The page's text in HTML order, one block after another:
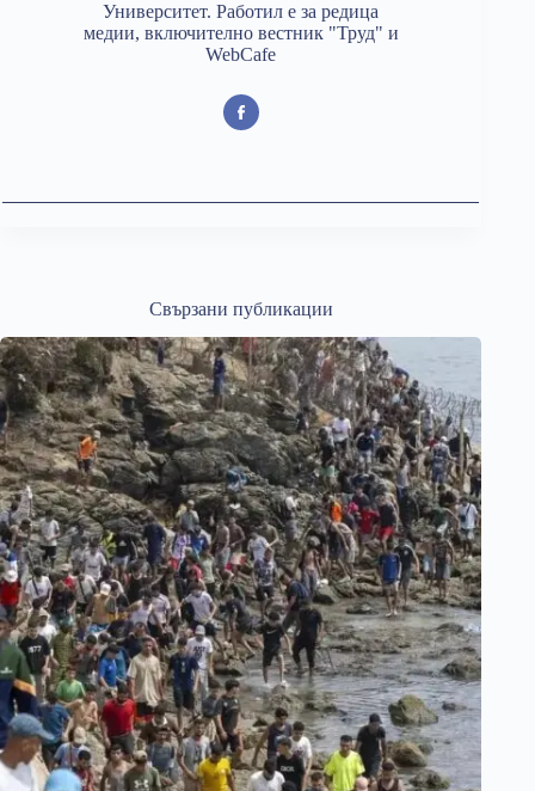
Университет. Работил е за редица
медии, включително вестник "Труд" и
WebCafe
Свързани публикации